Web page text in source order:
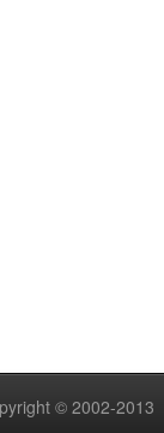
© 2002-2013